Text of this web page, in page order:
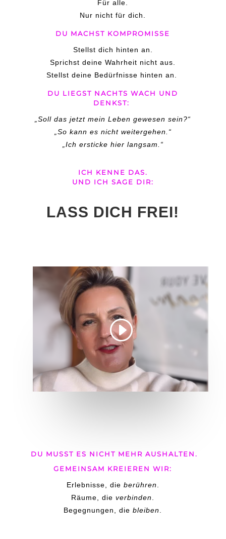
Für alle.
Nur nicht für dich.
DU MACHST KOMPROMISSE
Stellst dich hinten an.
Sprichst deine Wahrheit nicht aus.
Stellst deine Bedürfnisse hinten an.
DU LIEGST NACHTS WACH UND
DENKST:
„Soll das jetzt mein Leben gewesen sein?“
„So kann es nicht weitergehen.“
„Ich ersticke hier langsam.“
ICH KENNE DAS.
UND ICH SAGE DIR:
LASS DICH FREI!
DU MUSST ES NICHT MEHR AUSHALTEN.
GEMEINSAM KREIEREN WIR:
Erlebnisse, die berühren
Räume, dieverbinden
Begegnungen, die bleiben